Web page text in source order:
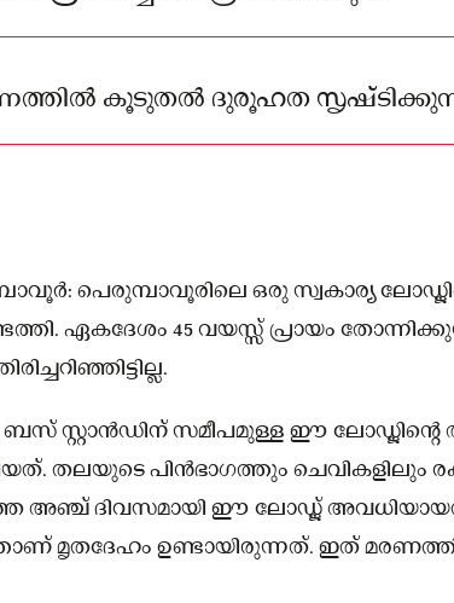
നടക്കുന്നത്.
കൂടുതൽ ദുരൂഹത
പെരുമ്പാവൂരിലെ ഒരു സ്വകാര്യ
ഏകദേശം 45 വയസ്സ് പ്രായം
സ്റ്റാൻഡിന് സമീപമുള്ള ഈ
തലയുടെ പിൻഭാഗത്തും ചെവികളിലും
അഞ്ച് ദിവസമായി ഈ ലോഡ്ജ്
മൃതദേഹം ഉണ്ടായിരുന്നത്. ഇത്